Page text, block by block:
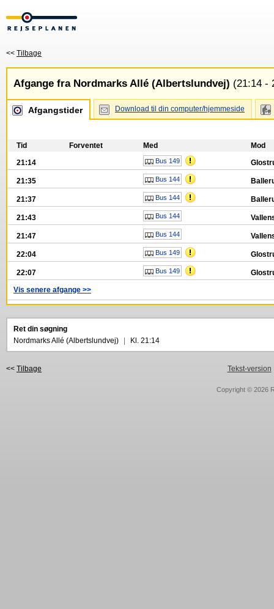
<< Tilbage
Afgange fra Nordmarks Allé (Albertslundvej) (21:14 -
Afgangstider Download til din computer/hjemmeside
Tid Forventet Med
Mod
21:14
Bus 149
21:35 Bus 144
21:37 Bus 144
21:43 Bus 144
21:47 Bus 144
22:04 Bus 149
22:07 Bus 149
Vis senere afgange >>
Ret din søgning
Nordmarks Allé (Albertslundvej)
Kl. 21:14
<< Tilbage Tekst-version
Copyright © 2026